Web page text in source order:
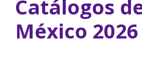
Catálogos
México 2026